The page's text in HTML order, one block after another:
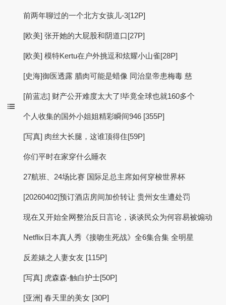
前两年聊过的一个北方女孩儿-3[12P]
[欧美] 张开她的大屁股和阴道口[27P]
[欧美] 模特Kertu在户外挑逗和炫耀小山雀[28P]
[史海]御医透露 腊肉可能是蜡像 同治皇帝患梅毒 慈
[前蓝志] 财产公开难度太大了!毕竟全球也就160多个
个人收集的国外小姐姐精彩瞬间946 [355P]
[写真] 肉丝大长腿，这谁顶得住[59P]
你们平时在家穿什么睡衣
27航班、24场比赛 国际足总主席如何穿梭世界杯
[20260402]预订酒店房间加价转让 贵州女生遭处罚
现在又开始全网整治反日言论，谈谈民众为何容易被煽动
Netflix日本真人秀《接吻生死战》全6集合集 全明星
反差婊之人妻女友 [115P]
[写真] 虎森森-触白护士[50P]
[亚洲] 春天里的美女 [30P]